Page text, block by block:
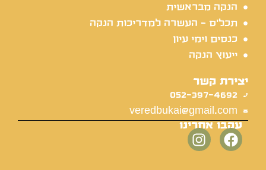
הנקה מבראשית
תכל'ס - העשרה למדריכות הנקה
כנסים וימי עיון
ייעוץ הנקה
יצירת קשר
052-397-4692
veredbukai@gmail.com
עקבו אחרינו